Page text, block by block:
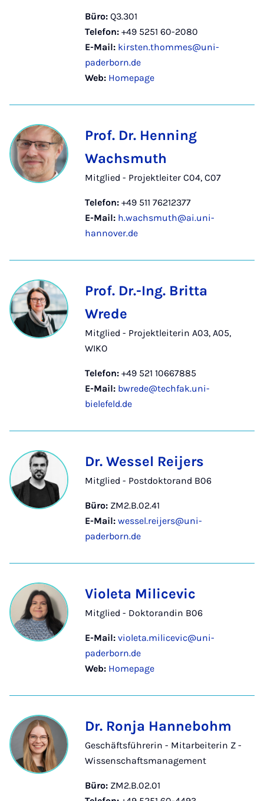
Büro: Q3.301
Telefon: +49 5251 60-2080
E-Mail: kirsten.thommes@uni-
paderborn.de
Web: Homepage
Prof. Dr. Henning
Wachsmuth
Mitglied - Projektleiter C04, C07
Telefon: +49 511 76212377
E-Mail: h.wachsmuth@ai.uni-
hannover.de
Prof. Dr.-Ing. Britta
Wrede
Mitglied - Projektleiterin A03, A05,
WIKO
Telefon: +49 521 10667885
E-Mail: bwrede@techfak.uni-
bielefeld.de
Dr. Wessel Reijers
Mitglied - Postdoktorand B06
Büro: ZM2.B.02.41
E-Mail: wessel.reijers@uni-
paderborn.de
Violeta Milicevic
Mitglied - Doktorandin B06
E-Mail: violeta.milicevic@uni-
paderborn.de
Web: Homepage
Dr. Ronja Hannebohm
Geschäftsführerin - Mitarbeiterin Z -
Wissenschaftsmanagement
Büro: ZM2.B.02.01